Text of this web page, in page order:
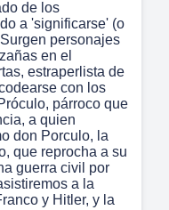
de los
a 'significarse' (o
personajes
en el
estraperlista de
con los
párroco que
a quien
don Porculo, la
que reprocha a su
guerra civil por
a la
y Hitler, y la